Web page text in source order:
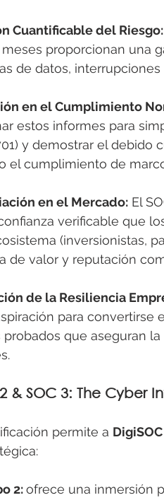
Cuantificable del Riesgo:
meses proporcionan una
de datos,
en el Cumplimiento
estos informes para
y demostrar el debido
el cumplimiento de
en el Mercado: El
verificable que
(inversionistas,
de valor y reputación
de la Resiliencia
para convertirse
probados que aseguran
& SOC 3: The Cyber
permite a DigiSOC
2: ofrece una inmersión